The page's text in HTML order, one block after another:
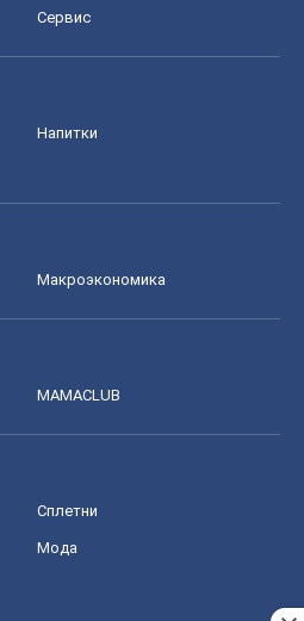
Сервис
Напитки
Mакроэкономика
MAMACLUB
Сплетни
Мода